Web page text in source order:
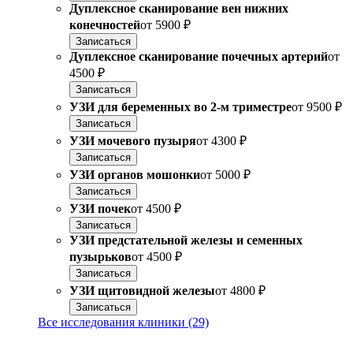
Дуплексное сканирование вен нижних
конечностейот 5900 ₽
Записаться
Дуплексное сканирование почечных артерийот
4500 ₽
Записаться
УЗИ для беременных во 2-м триместреот 9500 ₽
Записаться
УЗИ мочевого пузыряот 4300 ₽
Записаться
УЗИ органов мошонкиот 5000 ₽
Записаться
УЗИ почекот 4500 ₽
Записаться
УЗИ предстательной железы и семенных
пузырьковот 4500 ₽
Записаться
УЗИ щитовидной железыот 4800 ₽
Записаться
Все исследования клиники (29)